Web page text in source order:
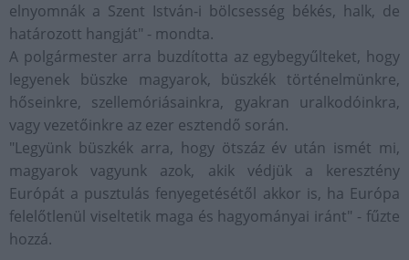
elnyomnák a Szent István-i bölcsesség békés, halk, de
határozott hangját" - mondta.
A polgármester arra buzdította az egybegyűlteket, hogy
legyenek büszke magyarok, büszkék történelmünkre,
hőseinkre, szellemóriásainkra, gyakran uralkodóinkra,
vagy vezetőinkre az ezer esztendő során.
"Legyünk büszkék arra, hogy ötszáz év után ismét mi,
magyarok vagyunk azok, akik védjük a keresztény
Európát a pusztulás fenyegetésétől akkor is, ha Európa
felelőtlenül viseltetik maga és hagyományai iránt" - fűzte
hozzá.